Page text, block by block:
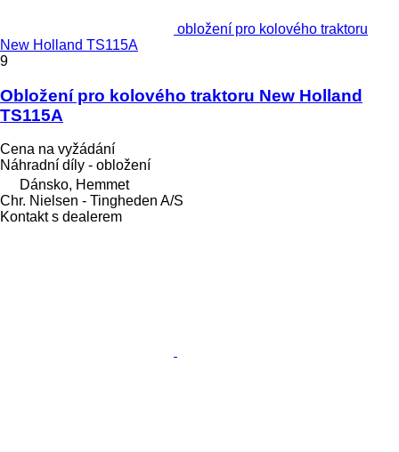
obložení pro kolového traktoru
New Holland TS115A
9
Obložení pro kolového traktoru New Holland
TS115A
Cena na vyžádání
Náhradní díly - obložení
Dánsko, Hemmet
Chr. Nielsen - Tingheden A/S
Kontakt s dealerem